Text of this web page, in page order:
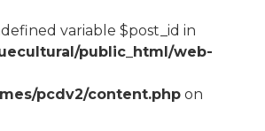
variable $post_id in
public_html/web-
pcdv2/content.phpon